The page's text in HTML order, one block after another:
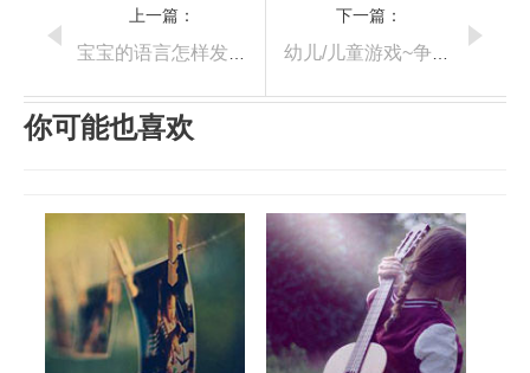
上一篇：
下一篇：
你可能也喜欢